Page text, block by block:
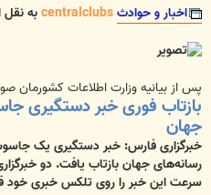
ت
اخبار و حوادثcentralclubsبه نقل
پس از بیانیه وزارت اطلاعات کشورمان
بازتاب فوری خبر دستگیری
جهان
خبرگزاری فارس: خبر دستگیری یک
رسانه‌های جهان بازتاب یافت. دو
سرعت این خبر را روی تلکس خبری خود